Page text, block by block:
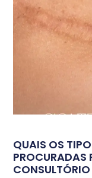
QUAIS OS
PROCURADAS